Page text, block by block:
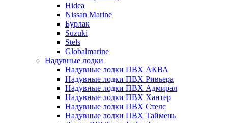
Hidea
Nissan Marine
Бурлак
Suzuki
Stels
Globalmarine
Надувные лодки
Надувные лодки ПВХ АКВА
Надувные лодки ПВХ Ривьера
Надувные лодки ПВХ Адмирал
Надувные лодки ПВХ Хантер
Надувные лодки ПВХ Стелс
Надувные лодки ПВХ Таймень